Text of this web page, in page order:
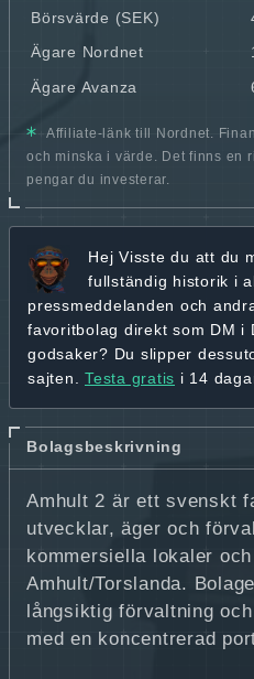
Börsvärde (SEK)
Ägare Nordnet
Ägare Avanza
Affiliate-länk till Nordnet.
och minska i värde. Det finns en
pengar du investerar.
Hej Visste du att du
fullständig historik i
pressmeddelanden och
favoritbolag direkt som DM i
godsaker? Du slipper
sajten. Testa gratis i 14
Bolagsbeskrivning
Amhult 2 är ett svenskt
utvecklar, äger och
kommersiella lokaler
Amhult/Torslanda.
långsiktig förvaltning
med en koncentrerad